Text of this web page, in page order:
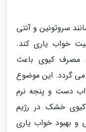
سروتونین و آنتی
خواب یاری کند.
مصرف کیوی باعث
گردد. این موضوع
دست و پنجه نرم
کیوی خشک در رژیم
بهبود خواب یاری